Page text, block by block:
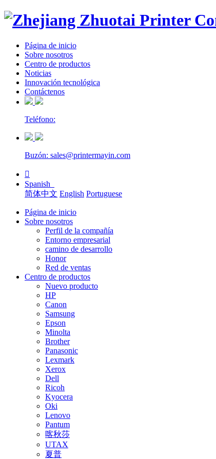
Página de inicio
Sobre nosotros
Centro de productos
Noticias
Innovación tecnológica
Contáctenos
Teléfono:
Buzón: sales@printermayin.com

Spanish
简体中文 English Portuguese
Página de inicio
Sobre nosotros
Perfil de la compañía
Entorno empresarial
camino de desarrollo
Honor
Red de ventas
Centro de productos
Nuevo producto
HP
Canon
Samsung
Epson
Minolta
Brother
Panasonic
Lexmark
Xerox
Dell
Ricoh
Kyocera
Oki
Lenovo
Pantum
喀秋莎
UTAX
夏普